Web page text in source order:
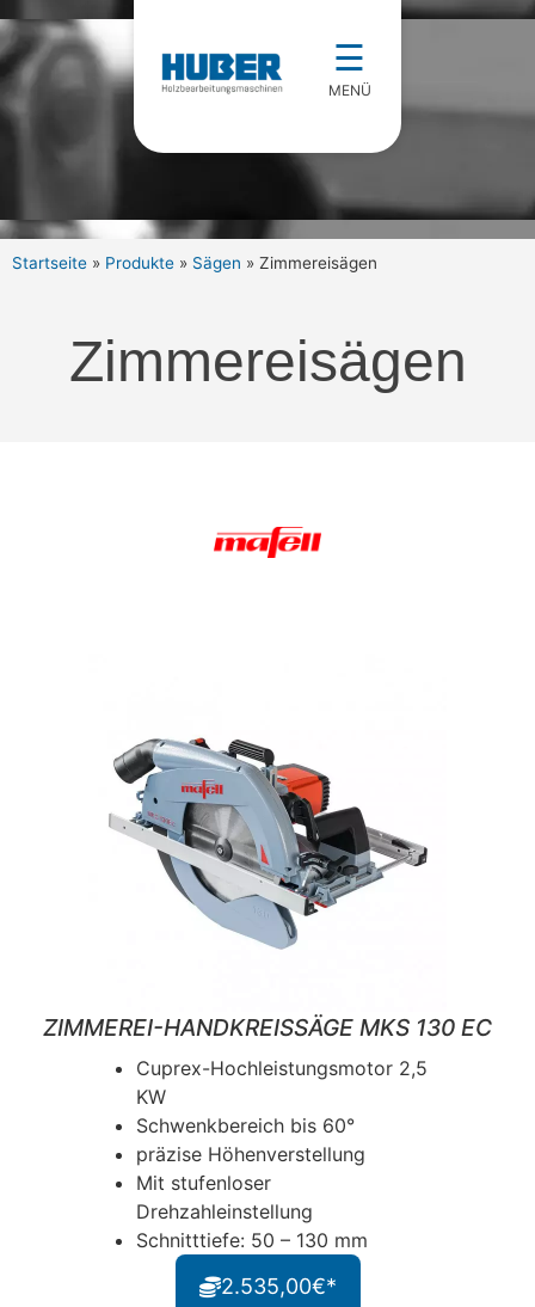
☰
MENÜ
Startseite » Produkte » Sägen » Zimmereisägen
Zimmereisägen
ZIMMEREI-HANDKREISSÄGE MKS 130 EC
Cuprex-Hochleistungsmotor 2,5
KW
Schwenkbereich bis 60°
präzise Höhenverstellung
Mit stufenloser
Drehzahleinstellung
Schnitttiefe: 50 – 130 mm
2.535,00€*